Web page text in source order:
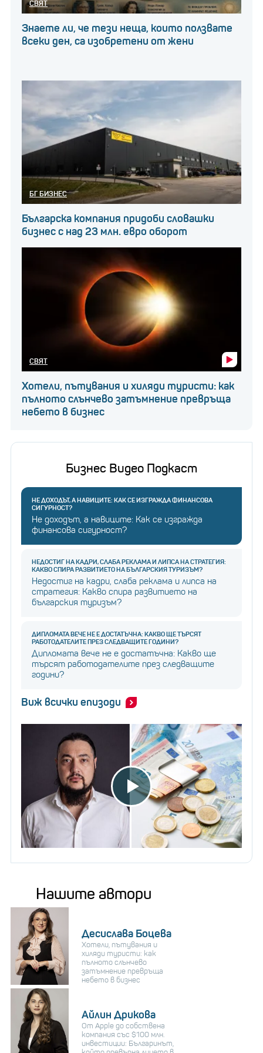
СВЯТ
Знаете ли, че тези неща, които ползвате
всеки ден, са изобретени от жени
БГ БИЗНЕС
Българска компания придоби словашки
бизнес с над 23 млн. евро оборот
СВЯТ
Хотели, пътувания и хиляди туристи: как
пълното слънчево затъмнение превръща
небето в бизнес
Бизнес Видео Подкаст
НЕ ДОХОДЪТ, А НАВИЦИТЕ: КАК СЕ ИЗГРАЖДА ФИНАНСОВА
СИГУРНОСТ?
Не доходът, а навиците: Как се изгражда
финансова сигурност?
НЕДОСТИГ НА КАДРИ, СЛАБА РЕКЛАМА И ЛИПСА НА СТРАТЕГИЯ:
КАКВО СПИРА РАЗВИТИЕТО НА БЪЛГАРСКИЯ ТУРИЗЪМ?
Недостиг на кадри, слаба реклама и липса на
стратегия: Какво спира развитието на
българския туризъм?
ДИПЛОМАТА ВЕЧЕ НЕ Е ДОСТАТЪЧНА: КАКВО ЩЕ ТЪРСЯТ
РАБОТОДАТЕЛИТЕ ПРЕЗ СЛЕДВАЩИТЕ ГОДИНИ?
Дипломата вече не е достатъчна: Какво ще
търсят работодателите през следващите
години?
Виж всички епизоди
Нашите автори
Десислава Боцева
Хотели, пътувания и
хиляди туристи: как
пълното слънчево
затъмнение превръща
небето в бизнес
Айлин Дрикова
От Apple до собствена
компания със $100 млн.
инвестиции: Българинът,